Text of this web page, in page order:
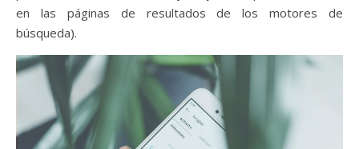
en las páginas de resultados de los motores de
búsqueda).